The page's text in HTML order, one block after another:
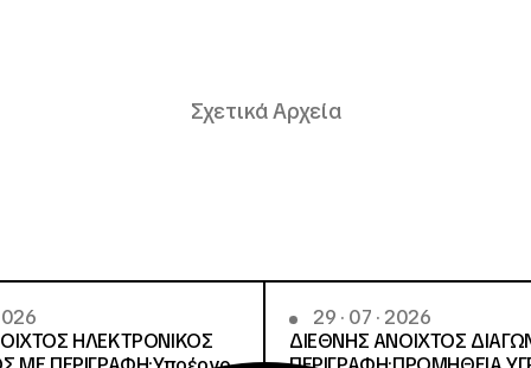
Σχετικά Αρχεία
ΗΛΕΚΤΡΟΝΙΚΟΣ
29 · 07 · 2026
ΔΙΕΘΝΗΣ ΑΝΟΙΧΤΟΣ